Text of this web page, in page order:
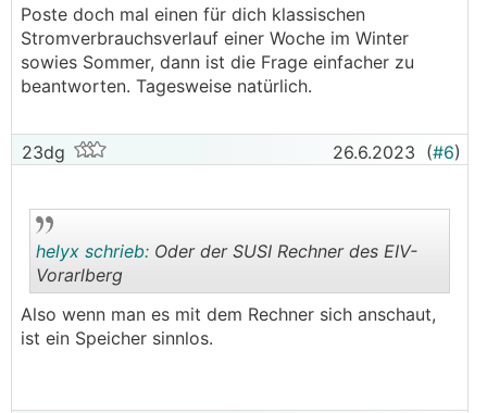
Poste doch mal einen für dich klassischen
Stromverbrauchsverlauf einer Woche im Winter
sowies Sommer, dann ist die Frage einfacher zu
beantworten. Tagesweise natürlich.
23dg 26.6.2023 (#6)
helyx schrieb: Oder der SUSI Rechner des EIV-
Vorarlberg
Also wenn man es mit dem Rechner sich anschaut,
ist ein Speicher sinnlos.